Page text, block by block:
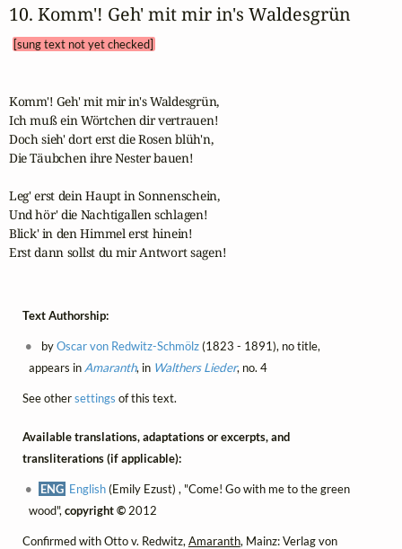
10. Komm'! Geh' mit mir in's Waldesgrün
[sung text not yet checked]
Komm'! Geh' mit mir in's Waldesgrün,
Ich muß ein Wörtchen dir vertrauen!
Doch sieh' dort erst die Rosen blüh'n,
Die Täubchen ihre Nester bauen!
Leg' erst dein Haupt in Sonnenschein,
Und hör' die Nachtigallen schlagen!
Blick' in den Himmel erst hinein!
Erst dann sollst du mir Antwort sagen!
Text Authorship:
byOscar von Redwitz-Schmölz(1823 - 1891), no title,
appears inAmaranth, in Walthers Lieder, no. 4
See othersettings of this text.
Available translations, adaptations or excerpts, and
transliterations (if applicable):
ENG English(Emily Ezust) , "Come! Go with me to the green
wood", copyright ©2012
Confirmed with Otto v. Redwitz, Amaranth, Mainz: Verlag von